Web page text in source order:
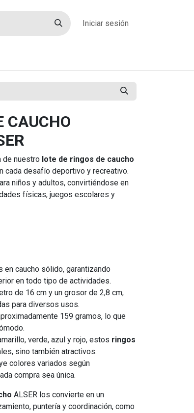
Iniciar sesión
CAUCHO
de nuestro lote de ringos de caucho
cada desafío deportivo y recreativo.
niños y adultos, convirtiéndose en
físicas, juegos escolares y
en caucho sólido, garantizando
en todo tipo de actividades.
de 16 cm y un grosor de 2,8 cm,
para diversos usos.
159 gramos, lo que
verde, azul y rojo, estos ringos
sino también atractivos.
colores variados según
compra sea única.
ALSER los convierte en un
puntería y coordinación, como